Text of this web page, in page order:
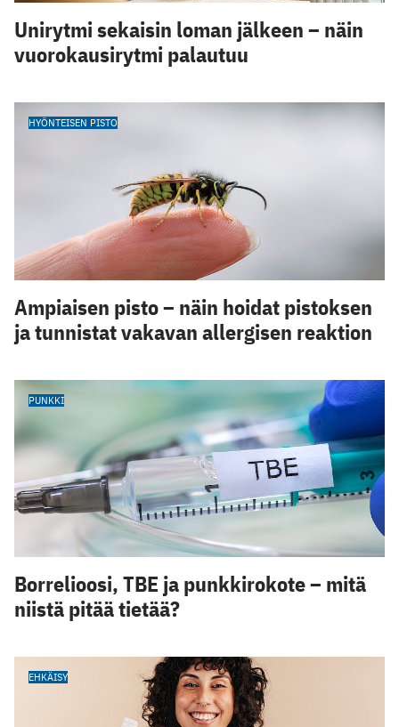
Unirytmi sekaisin loman jälkeen – näin
vuorokausirytmi palautuu
HYÖNTEISEN PISTO
Ampiaisen pisto – näin hoidat pistoksen
ja tunnistat vakavan allergisen reaktion
PUNKKI
Borrelioosi, TBE ja punkkirokote – mitä
niistä pitää tietää?
EHKÄISY